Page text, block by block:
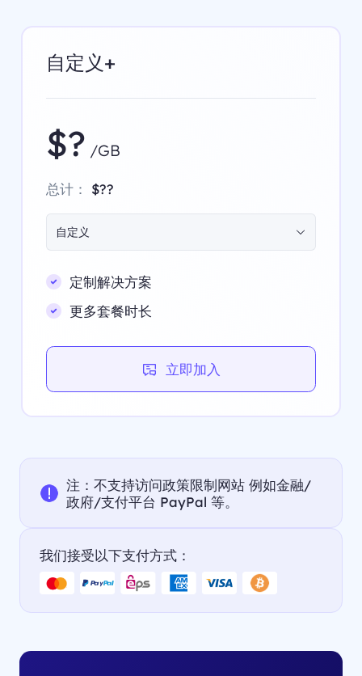
自定义+
$? /GB
总计： $??
自定义
定制解决方案
更多套餐时长
立即加入
注：不支持访问政策限制网站 例如金融/
政府/支付平台 PayPal 等。
我们接受以下支付方式：